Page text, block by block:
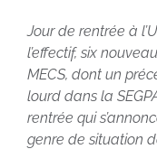
Jour de rentrée à
l’effectif, six
MECS, dont un
lourd dans la
rentrée qui
genre de situation